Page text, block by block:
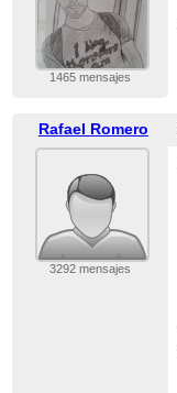
1465 mensajes
Rafael Romero
3292 mensajes